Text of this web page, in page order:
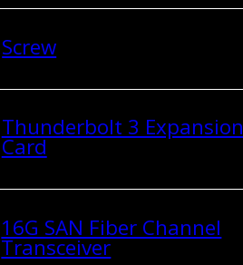
Screw
Thunderbolt 3 Expansion
Card
16G SAN Fiber Channel
Transceiver